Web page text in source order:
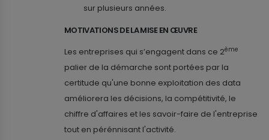
sur plusieurs années.
MOTIVATIONS DE LA MISE EN ŒUVRE
Les entreprises qui s’engagent dans ce 2ème
palier de la démarche sont portées par la
certitude qu'une bonne exploitation des data
améliorera les décisions, la compétitivité, le
chiffre d'affaires et les savoir-faire de l'entreprise
tout en pérénnisant l'activité.